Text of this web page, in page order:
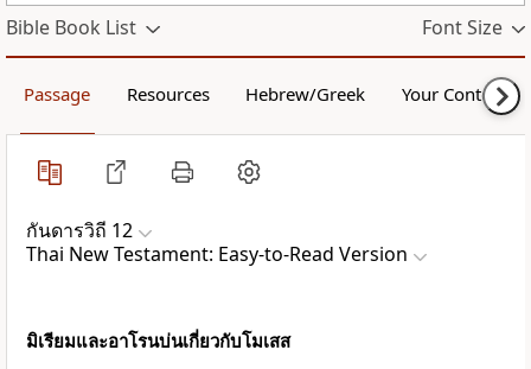
Bible Book List Font Size
Passage Resources Hebrew/Greek Your Content
กันดารวิถี 12
Thai New Testament: Easy-to-Read Version
มิเรียมและอาโรนบ่นเกี่ยวกับโมเสส